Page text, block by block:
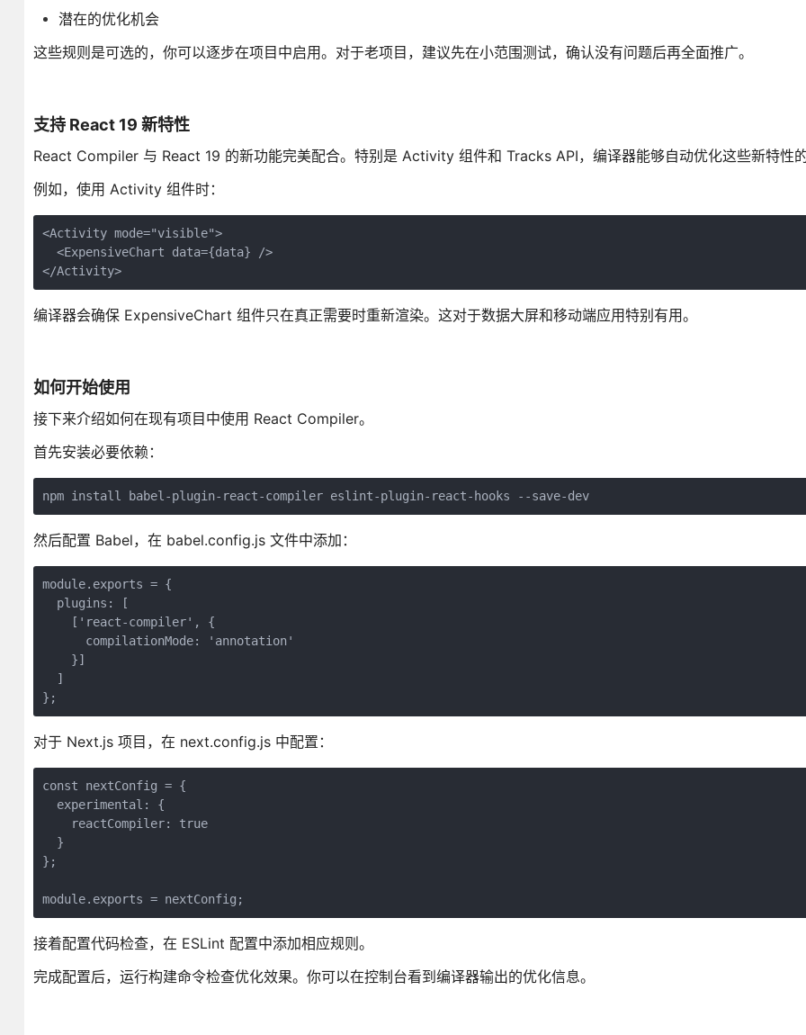
潜在的优化机会
这些规则是可选的，你可以逐步在项目中启用。对于老项目，建议先在小范围测试，确认没有问题后再全面推广。
支持 React 19 新特性
React Compiler 与 React 19 的新功能完美配合。特别是 Activity 组件和 Tracks API，编译器能够自动优化这些新特性的
例如，使用 Activity 组件时：
<Activity mode="visible">
  <ExpensiveChart data={data} />
</Activity>
编译器会确保 ExpensiveChart 组件只在真正需要时重新渲染。这对于数据大屏和移动端应用特别有用。
如何开始使用
接下来介绍如何在现有项目中使用 React Compiler。
首先安装必要依赖：
npm install babel-plugin-react-compiler eslint-plugin-react-hooks --save-dev
然后配置 Babel，在 babel.config.js 文件中添加：
module.exports = {
  plugins: [
    ['react-compiler', {
      compilationMode: 'annotation'
    }]
  ]
};
对于 Next.js 项目，在 next.config.js 中配置：
const nextConfig = {
  experimental: {
    reactCompiler: true
  }
};
module.exports = nextConfig;
接着配置代码检查，在 ESLint 配置中添加相应规则。
完成配置后，运行构建命令检查优化效果。你可以在控制台看到编译器输出的优化信息。